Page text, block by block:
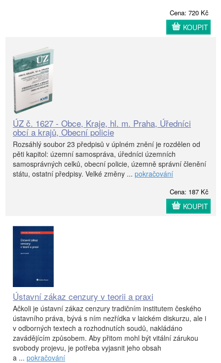
Cena: 720 Kč
KOUPIT
ÚZ č. 1627 - Obce, Kraje, hl. m. Praha, Úředníci
obcí a krajů, Obecní policie
Rozsáhlý soubor 23 předpisů v úplném znění je rozdělen od
pěti kapitol: územní samospráva, úředníci územních
samosprávných celků, obecní policie, územně správní členění
státu, ostatní předpisy. Velké změny ... pokračování
Cena: 187 Kč
KOUPIT
Ústavní zákaz cenzury v teorii a praxi
Ačkoli je ústavní zákaz cenzury tradičním institutem českého
ústavního práva, bývá s ním nezřídka v laickém diskurzu, ale i
v odborných textech a rozhodnutích soudů, nakládáno
zavádějícím způsobem. Aby přitom mohl být vitální zárukou
svobody projevu, je potřeba vyjasnit jeho obsah
a ... pokračování